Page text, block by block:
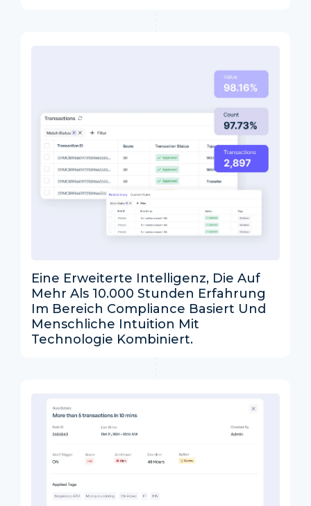
Eine Erweiterte Intelligenz, Die Auf
Mehr Als 10.000 Stunden Erfahrung
Im Bereich Compliance Basiert Und
Menschliche Intuition Mit
Technologie Kombiniert.